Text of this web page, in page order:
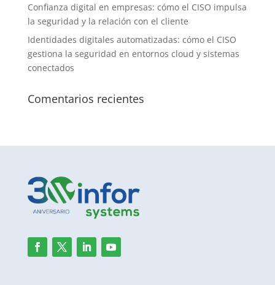
Confianza digital en empresas: cómo el CISO impulsa
la seguridad y la relación con el cliente
Identidades digitales automatizadas: cómo el CISO
gestiona la seguridad en entornos cloud y sistemas
conectados
Comentarios recientes